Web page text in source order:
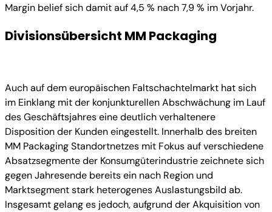
Margin belief sich damit auf 4,5 % nach 7,9 % im Vorjahr.
Divisionsübersicht MM Packaging
Auch auf dem europäischen Faltschachtelmarkt hat sich
im Einklang mit der konjunkturellen Abschwächung im Lauf
des Geschäftsjahres eine deutlich verhaltenere
Disposition der Kunden eingestellt. Innerhalb des breiten
MM Packaging Standortnetzes mit Fokus auf verschiedene
Absatzsegmente der Konsumgüterindustrie zeichnete sich
gegen Jahresende bereits ein nach Region und
Marktsegment stark heterogenes Auslastungsbild ab.
Insgesamt gelang es jedoch, aufgrund der Akquisition von